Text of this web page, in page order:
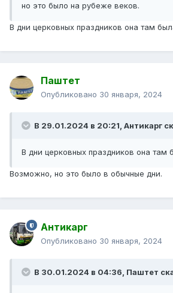
но это было на рубеже веков.
В дни церковных праздников она там
Паштет
Опубликовано 30 января, 2024
В 29.01.2024 в 20:21, Антикарг
В дни церковных праздников она там
Возможно, но это было в обычные дни.
Антикарг
Опубликовано 30 января, 2024
В 30.01.2024 в 04:36, Паштет